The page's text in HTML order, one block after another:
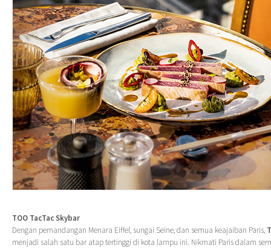
TOO TacTac Skybar
Dengan pemandangan Menara Eiffel, sungai Seine, dan semua keajaiban Paris,
menjadi salah satu bar atap tertinggi di kota lampu ini. Nikmati Paris dalam